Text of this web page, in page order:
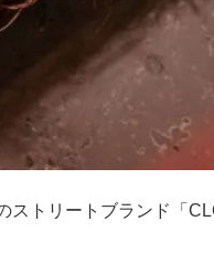
トリートブランド「